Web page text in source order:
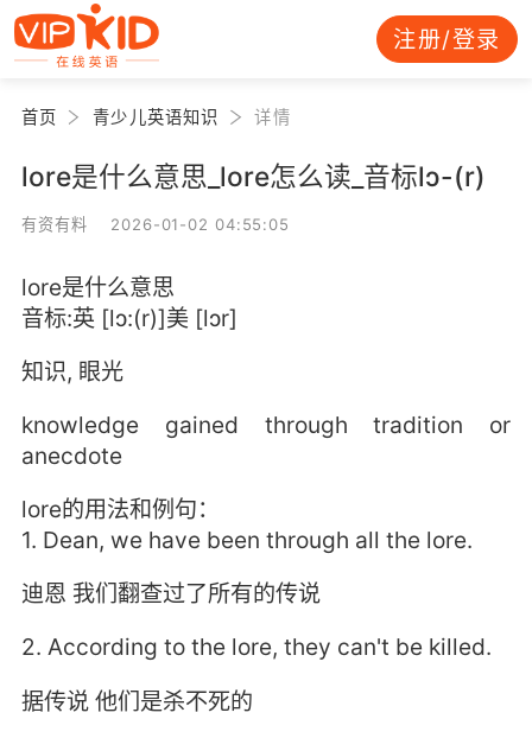
注册/登录
首页 青少儿英语知识 详情
lore是什么意思_lore怎么读_音标lɔ-(r)
有资有料 2026-01-02 04:55:05
lore是什么意思
音标:英 [lɔ:(r)]美 [lɔr]
知识, 眼光
knowledge gained through tradition or
anecdote
lore的用法和例句：
1. Dean, we have been through all the lore.
迪恩 我们翻查过了所有的传说
2. According to the lore, they can't be killed.
据传说 他们是杀不死的